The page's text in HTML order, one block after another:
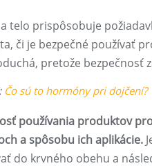
telo prispôsobuje
či je bezpečné používať
pretože bezpečnosť
Čo sú to hormóny pri dojčení?
používania produktov
a spôsobu ich aplikácie.
do krvného obehu a